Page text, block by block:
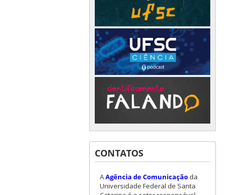
CONTATOS
AAgência de Comunicaçãoda
Universidade Federal de Santa